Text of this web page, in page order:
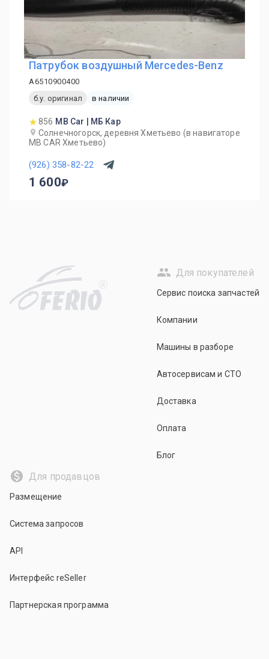
Патрубок воздушный Mercedes-Benz
A6510900400
б.у. оригинал
в наличии
856 MB Car | МБ Кар
Солнечногорск, деревня Хметьево (в навигаторе
MB CAR Хметьево)
(926) 358-82-22
1 600
R
Для покупателей
Сервис поиска запчастей
Компании
Машины в разборе
Автосервисам и СТО
Доставка
Оплата
Блог
Для продавцов
Размещение
Система запросов
API
Интерфейс reSeller
Партнерская программа